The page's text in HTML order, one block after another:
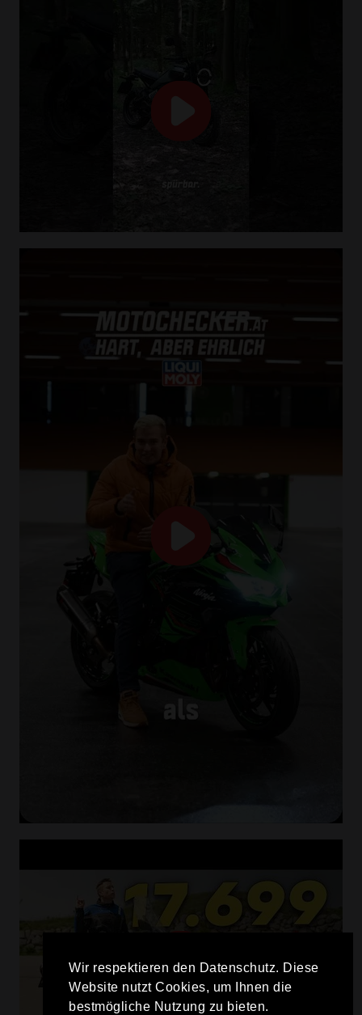
Wir respektieren den Datenschutz. Diese
Website nutzt Cookies, um Ihnen die
bestmögliche Nutzung zu bieten.